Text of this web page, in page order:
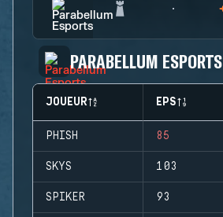
PARABELLUM ESPORTS
JOUEUR EPS
PHISH 85
SKYS 103
SPIKER 93